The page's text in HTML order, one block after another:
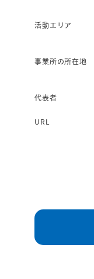
活動エリア
事業所の所在地
代表者
URL